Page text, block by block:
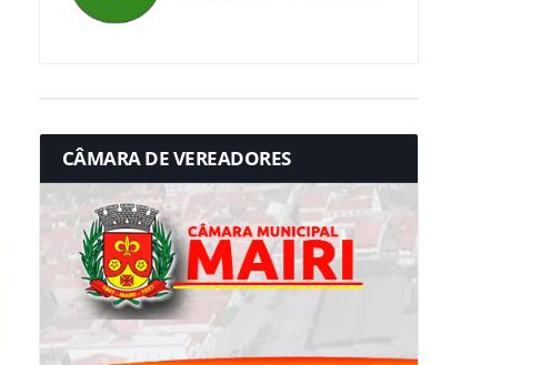
CÂMARA DE VEREADORES